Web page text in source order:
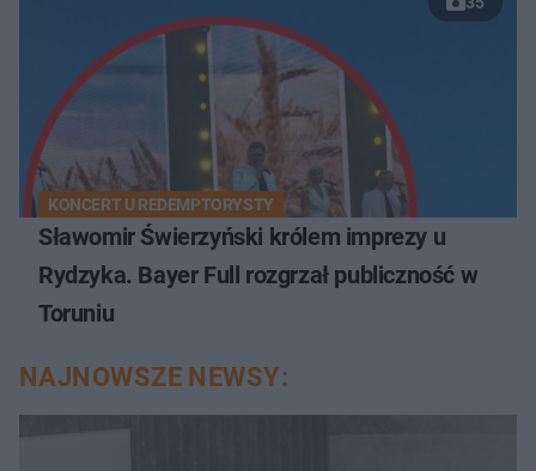
KONCERT U REDEMPTORYSTY
Sławomir Świerzyński królem imprezy u
Rydzyka. Bayer Full rozgrzał publiczność w
Toruniu
NAJNOWSZE NEWSY: